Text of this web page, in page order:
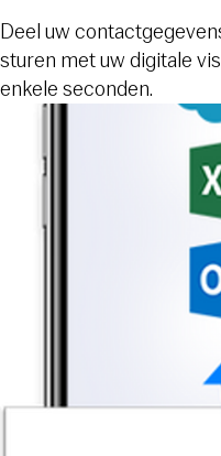
Deel uw
sturen met uw digitale
enkele seconden.